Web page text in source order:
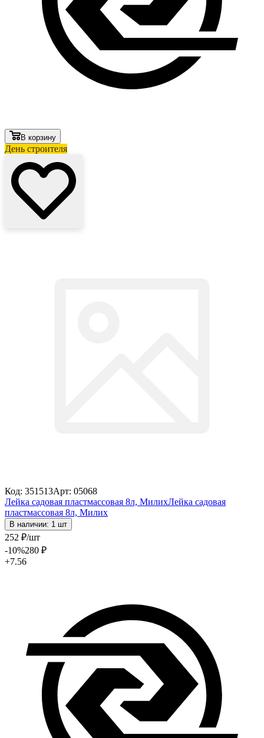
В корзину
День строителя
Код: 351513Арт: 05068
Лейка садовая пластмассовая 8л, МилихЛейка садовая
пластмассовая 8л, Милих
В наличии: 1 шт
252 ₽/шт
-10%280 ₽
+7.56